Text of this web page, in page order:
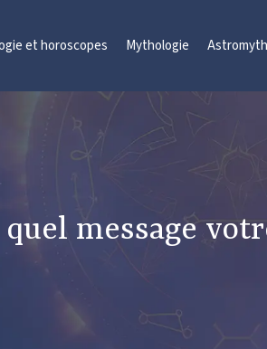
et horoscopes Mythologie
message